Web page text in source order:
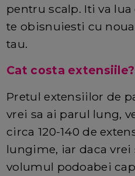
pentru scalp. Iti va lua
te obisnuiesti cu
tau.
Cat costa extensiile?
Pretul extensiilor de
vrei sa ai parul lung,
circa 120-140 de
lungime, iar daca vrei
volumul podoabei